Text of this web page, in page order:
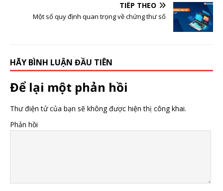
TIẾP THEO
Một số quy định quan trọng về chứng thư số
HÃY BÌNH LUẬN ĐẦU TIÊN
Để lại một phản hồi
Thư điện tử của bạn sẽ không được hiện thị công khai.
Phản hồi